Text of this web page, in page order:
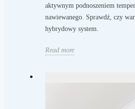
aktywnym podnoszeniem
nawiewanego. Sprawdź, czy
hybrydowy system.
Read more